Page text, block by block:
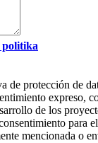
de protección de
expreso,
de los
para
mencionada o